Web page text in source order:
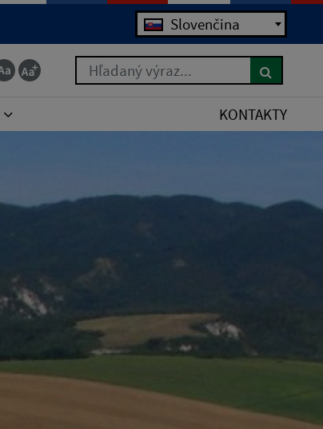
Jazyk Slovenčina
Hľadaný výraz...
KONTAKTY